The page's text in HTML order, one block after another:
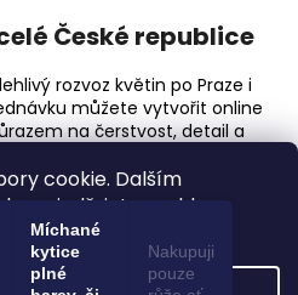
cookie. Dalším
vyjadřujete souhlas s
informacízde
České republice
rozvoz květin po Praze i
můžete vytvořit online
na čerstvost, detail a
a luxusní růže.
na detail.
Míchané
kytice
plné
Nakupuji
pouze